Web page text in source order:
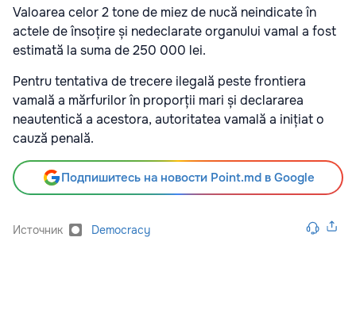
Valoarea celor 2 tone de miez de nucă neindicate în
actele de însoțire și nedeclarate organului vamal a fost
estimată la suma de 250 000 lei.
Pentru tentativa de trecere ilegală peste frontiera
vamală a mărfurilor în proporții mari și declararea
neautentică a acestora, autoritatea vamală a inițiat o
cauză penală.
Подпишитесь на новости Point.md в Google
Источник Democracy